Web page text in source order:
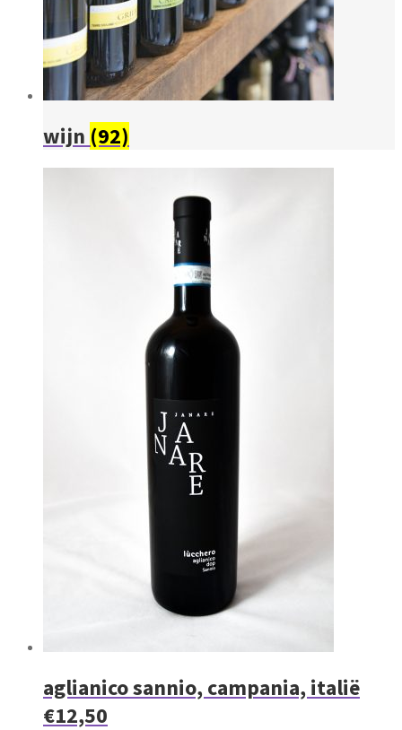
wijn (92)
aglianico sannio, campania, italië
€12,50